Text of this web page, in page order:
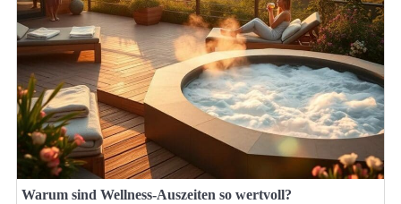
Warum sind Wellness-Auszeiten so wertvoll?